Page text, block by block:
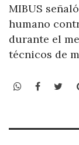
MIBUS
humano
durante el
técnicos de
WhatsApp